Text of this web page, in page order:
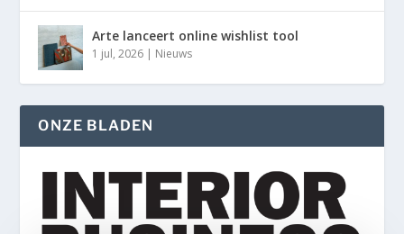
Arte lanceert online wishlist tool
1 jul, 2026 | Nieuws
ONZE BLADEN